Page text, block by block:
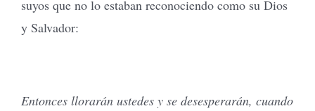
suyos que no lo estaban reconociendo como su Dios
y Salvador:
Entonces llorarán ustedes y se desesperarán, cuando